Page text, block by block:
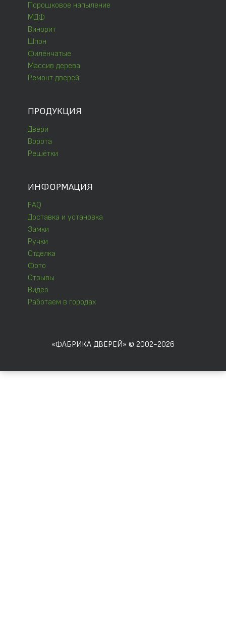
Порошковое напыление
МДФ
Винорит
Шпон
Филёнчатые
Массив дерева
Ремонт дверей
ПРОДУКЦИЯ
Двери
Ворота
Решётки
ИНФОРМАЦИЯ
FAQ
Доставка и установка
Замки
Ручки
Отделка
Фото
Отзывы
Видео
Работаем в городах
«ФАБРИКА ДВЕРЕЙ» © 2002-2026